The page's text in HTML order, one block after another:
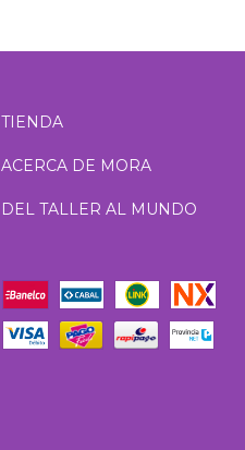
TIENDA
ACERCA DE MORA
DEL TALLER AL MUNDO